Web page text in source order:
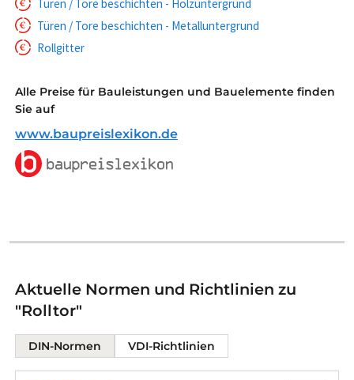
Türen / Tore beschichten - Holzuntergrund
Türen / Tore beschichten - Metalluntergrund
Rollgitter
Alle Preise für Bauleistungen und Bauelemente finden
Sie auf
www.baupreislexikon.de
Aktuelle Normen und Richtlinien zu
"Rolltor"
DIN-Normen VDI-Richtlinien